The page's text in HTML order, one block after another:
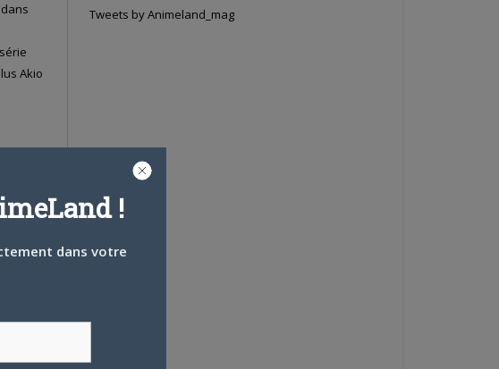
Akio
les
(vous
rôle
Tweets by Animeland_mag
!
dans votre